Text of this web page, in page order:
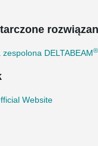
zespolona DELTABEAM®
Website